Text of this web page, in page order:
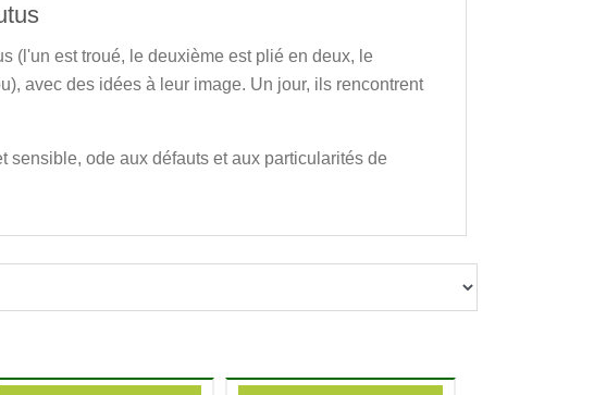
(l'un est troué, le deuxième est plié en deux, le
avec des idées à leur image. Un jour, ils rencontrent
sensible, ode aux défauts et aux particularités de